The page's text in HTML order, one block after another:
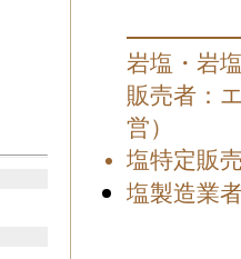
岩塩・岩
販売者：
営）
塩特定販
塩製造業